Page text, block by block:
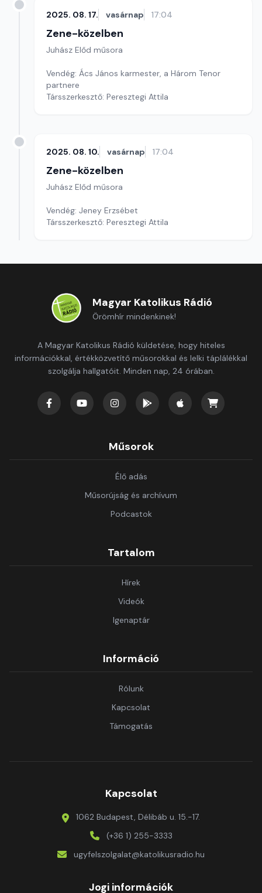
2025. 08. 17. vasárnap 17:04
Zene-közelben
Juhász Előd műsora
Vendég: Ács János karmester, a Három Tenor
partnere
Társszerkesztő: Peresztegi Attila
2025. 08. 10. vasárnap 17:04
Zene-közelben
Juhász Előd műsora
Vendég: Jeney Erzsébet
Társszerkesztő: Peresztegi Attila
Magyar Katolikus Rádió
Örömhír mindenkinek!
A Magyar Katolikus Rádió küldetése, hogy hiteles
információkkal, értékközvetítő műsorokkal és lelki táplálékkal
szolgálja hallgatóit. Minden nap, 24 órában.
Műsorok
Élő adás
Műsorújság és archívum
Podcastok
Tartalom
Hírek
Videók
Igenaptár
Információ
Rólunk
Kapcsolat
Támogatás
Kapcsolat
1062 Budapest, Délibáb u. 15.-17.
(+36 1) 255-3333
ugyfelszolgalat@katolikusradio.hu
Jogi információk